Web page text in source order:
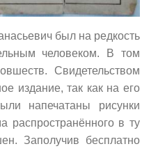
был на редкость
человеком. В том
Свидетельством
издание, так как на его
напечатаны рисунки
распространённого в ту
Заполучив бесплатно